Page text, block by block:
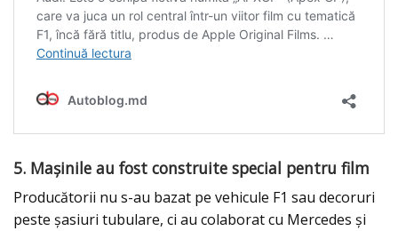
5. Mașinile au fost construite special pentru film
Producătorii nu s-au bazat pe vehicule F1 sau decoruri
peste șasiuri tubulare, ci au colaborat cu Mercedes și